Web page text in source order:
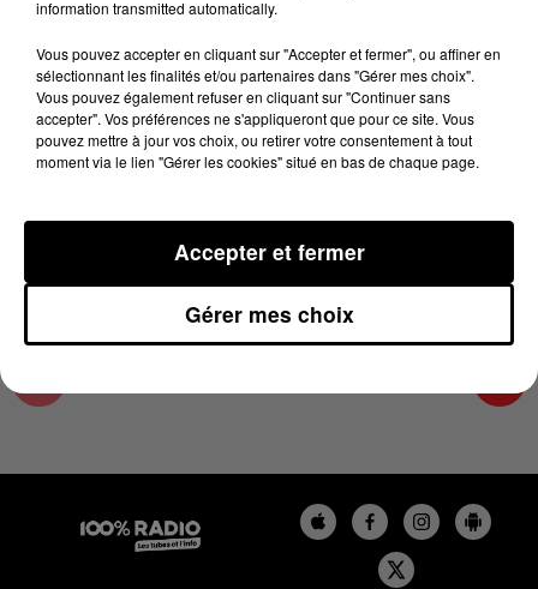
L'agenda du Tarn nord
14 juin 2023 - 1 min 14 sec
L'AGENDA DU TARN NORD DU 14/06/2023 À
06H47
L'AGENDA DU TARN NORD
information transmitted automatically.
Vous pouvez accepter en cliquant sur "Accepter et fermer", ou affiner en
sélectionnant les finalités et/ou partenaires dans "Gérer mes choix".
Vous pouvez également refuser en cliquant sur "Continuer sans
accepter". Vos préférences ne s'appliqueront que pour ce site. Vous
pouvez mettre à jour vos choix, ou retirer votre consentement à tout
moment via le lien "Gérer les cookies" situé en bas de chaque page.
Gérer mes choix
Accepter et fermer